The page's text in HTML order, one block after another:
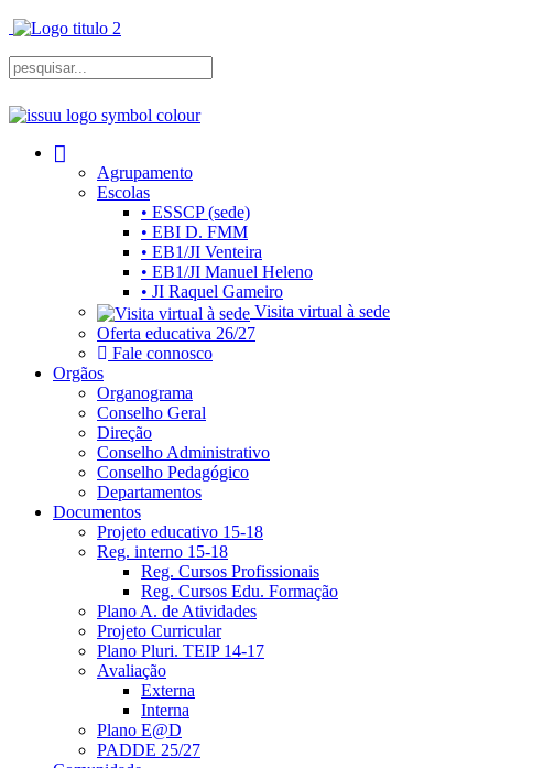
Agrupamento
Escolas
• ESSCP (sede)
• EBI D. FMM
• EB1/JI Venteira
• EB1/JI Manuel Heleno
• JI Raquel Gameiro
Visita virtual à sede
Oferta educativa 26/27
Fale connosco
Orgãos
Organograma
Conselho Geral
Direção
Conselho Administrativo
Conselho Pedagógico
Departamentos
Documentos
Projeto educativo 15-18
Reg. interno 15-18
Reg. Cursos Profissionais
Reg. Cursos Edu. Formação
Plano A. de Atividades
Projeto Curricular
Plano Pluri. TEIP 14-17
Avaliação
Externa
Interna
Plano E@D
PADDE 25/27